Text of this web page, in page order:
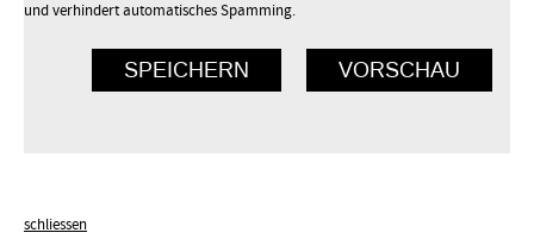
und verhindert automatisches Spamming.
schliessen